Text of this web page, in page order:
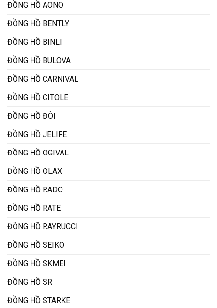
ĐỒNG HỒ AONO
ĐỒNG HỒ BENTLY
ĐỒNG HỒ BINLI
ĐỒNG HỒ BULOVA
ĐỒNG HỒ CARNIVAL
ĐỒNG HỒ CITOLE
ĐỒNG HỒ ĐÔI
ĐỒNG HỒ JELIFE
ĐỒNG HỒ OGIVAL
ĐỒNG HỒ OLAX
ĐỒNG HỒ RADO
ĐỒNG HỒ RATE
ĐỒNG HỒ RAYRUCCI
ĐỒNG HỒ SEIKO
ĐỒNG HỒ SKMEI
ĐỒNG HỒ SR
ĐỒNG HỒ STARKE